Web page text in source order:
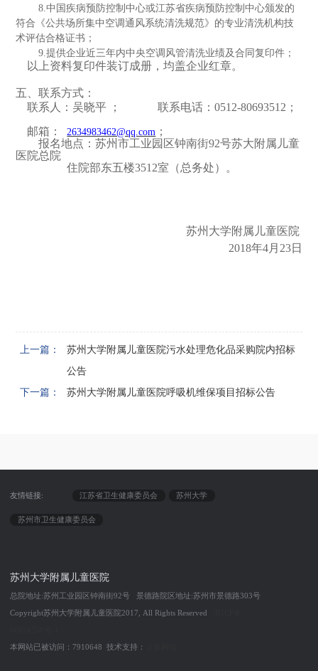
8.中国疾病预防控制中心或江苏省疾病预防控制中心颁发的
符合《公共场所集中空调通风系统清洗规范》的专业清洗机构技
术评估合格证书 ；
9.提供企业近三年内中央空调风管清洗业绩及合同复印件；
以上资料复印件装订成册，均盖企业红章。
五、联系方式：
联系人：吴晓平 ； 联系电话：0512-80693512；
邮箱：
2634983462@qq.com ；
报名地点：苏州市工业园区钟南街92号苏大附属儿童
医院总院
住院部东五楼3512室（总务处）。
苏州大学附属儿童医院
2018年4月 23日
上一篇：
苏州大学附属儿童医院污水处理危化品采购院内招标
公告
下一篇：
苏州大学附属儿童医院呼吸机维保项目招标公告
友情链接: 江苏省卫生健康委员会 苏州大学
苏州市卫生健康委员会
苏州大学附属儿童医院
总院地址:苏州工业园区钟南街92号 景德路院区地址:苏州市景德路303号
Copyright苏州大学附属儿童医院2017, All Rights Reserved
本网站已被访问：7910648 技术支持：